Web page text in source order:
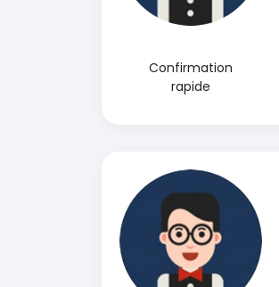
Confirmation
rapide